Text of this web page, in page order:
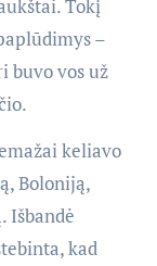
Tokį
–
buvo vos už
keliavo
Boloniją,
Išbandė
kad